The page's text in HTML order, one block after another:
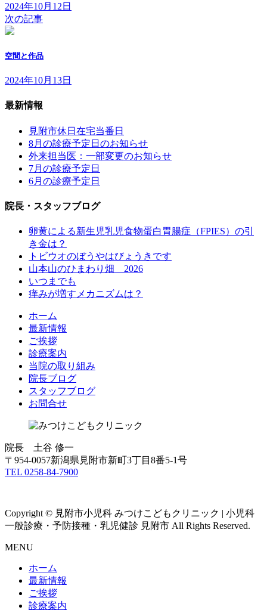
2024年10月12日
次の記事
空間と作品
2024年10月13日
最新情報
見附市休日在宅当番日
8月の診療予定日のお知らせ
外来担当医：一部変更のお知らせ
7月の診療予定日
6月の診療予定日
院長・スタッフブログ
卵黄による新生児乳児食物蛋白胃腸症（FPIES）の引
き金は？
トビウオのぼうやはびょうきです
山本山のひまわり畑 2026
いつまでも
痒みが増すメカニズムは？
ホーム
最新情報
ご挨拶
診療案内
当院の取り組み
院長ブログ
スタッフブログ
お問合せ
院長 土谷 修一
〒954-0057新潟県見附市新町3丁目8番5-1号
TEL 0258-84-7900
Copyright © 見附市小児科 みつけこどもクリニック | 小児科
一般診療・予防接種・乳児健診 見附市 All Rights Reserved.
MENU
ホーム
最新情報
ご挨拶
診療案内